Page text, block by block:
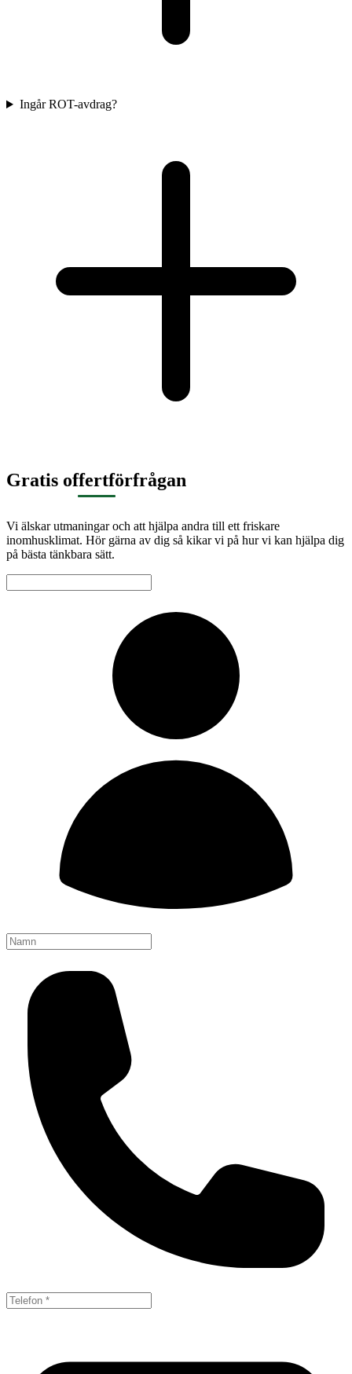
Ingår ROT-avdrag?
Gratis offertförfrågan
Vi älskar utmaningar och att hjälpa andra till ett friskare
inomhusklimat. Hör gärna av dig så kikar vi på hur vi kan hjälpa dig
på bästa tänkbara sätt.